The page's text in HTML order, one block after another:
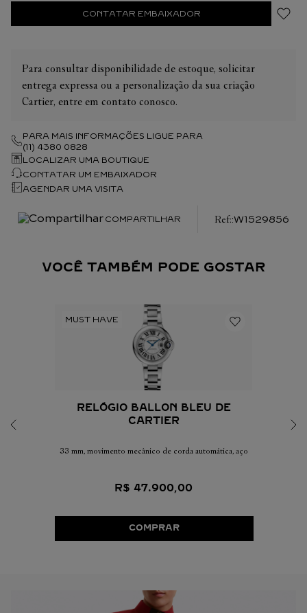
relógio W1529856 pode corresponder a uma referência
atualizada: WGTA0342, no contexto da Lei Reese em
couro de bezerro.
CONTATAR EMBAIXADOR
Para consultar disponibilidade de estoque, solicitar
entrega expressa ou a personalização da sua criação
Cartier, entre em contato conosco.
PARA MAIS INFORMAÇÕES LIGUE PARA
(11) 4380 0828
LOCALIZAR UMA BOUTIQUE
CONTATAR UM EMBAIXADOR
AGENDAR UMA VISITA
COMPARTILHAR :W1529856
VOCÊ TAMBÉM PODE GOSTAR
RELÓGIO BALLON BLEU DE
CARTIER
33 mm, movimento mecânico de corda automática, aço
R$ 47.900,00
COMPRAR